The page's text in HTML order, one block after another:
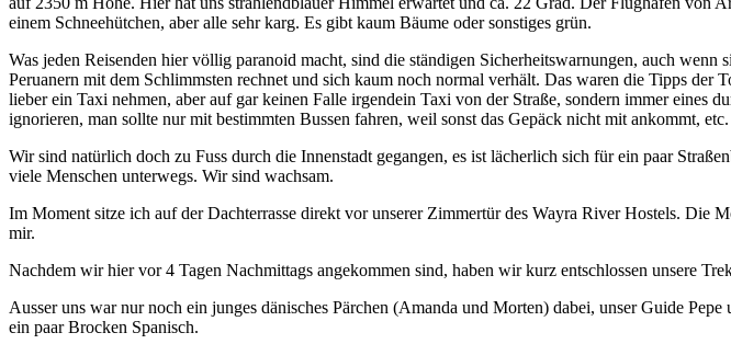
einem Schneehütchen, aber alle sehr karg. Es gibt kaum Bäume oder sonstiges grün.
Was jeden Reisenden hier völlig paranoid macht, sind die ständigen Sicherheitswarnungen, auch
Peruanern mit dem Schlimmsten rechnet und sich kaum noch normal verhält. Das waren die Tipps
lieber ein Taxi nehmen, aber auf gar keinen Falle irgendein Taxi von der Straße, sondern immer eines
ignorieren, man sollte nur mit bestimmten Bussen fahren, weil sonst das Gepäck nicht mit ankommt, etc.
Wir sind natürlich doch zu Fuss durch die Innenstadt gegangen, es ist lächerlich sich für ein paar
viele Menschen unterwegs. Wir sind wachsam.
Im Moment sitze ich auf der Dachterrasse direkt vor unserer Zimmertür des Wayra River Hostels. Die
mir.
Nachdem wir hier vor 4 Tagen Nachmittags angekommen sind, haben wir kurz entschlossen unsere
Ausser uns war nur noch ein junges dänisches Pärchen (Amanda und Morten) dabei, unser Guide
ein paar Brocken Spanisch.